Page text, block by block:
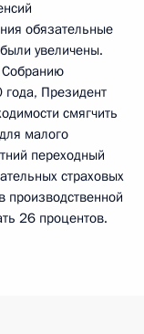
обязательные
увеличены.
Президент
смягчить
малого
переходный
страховых
производственной
26 процентов.